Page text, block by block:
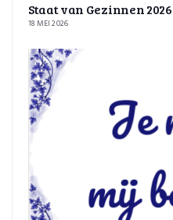
Staat van Gezinnen 2026
18 MEI 2026